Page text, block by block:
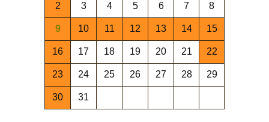
2 3 4 5 6 7 8
9 10 11 12 13 14 15
16 17 18 19 20 21 22
23 24 25 26 27 28 29
30 31